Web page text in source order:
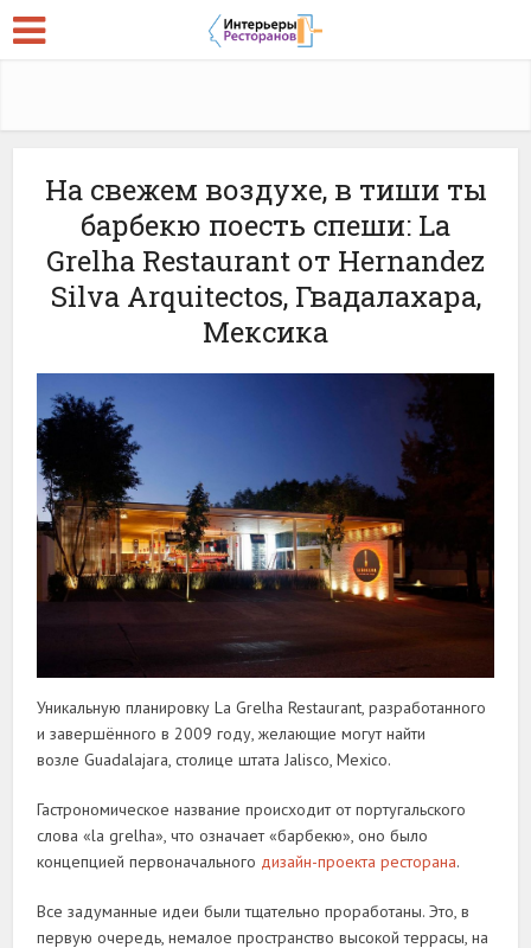
На свежем воздухе, в тиши ты
барбекю поесть спеши: La
Grelha Restaurant от Hernandez
Silva Arquitectos, Гвадалахара,
Мексика
Уникальную планировку La Grelha Restaurant, разработанного
и завершённого в 2009 году, желающие могут найти
возле Guadalajara, столице штата Jalisco, Mexico.
Гастрономическое название происходит от португальского
слова «la grelha», что означает «барбекю», оно было
концепцией первоначального дизайн-проекта ресторана.
Все задуманные идеи были тщательно проработаны. Это, в
первую очередь, немалое пространство высокой террасы, на